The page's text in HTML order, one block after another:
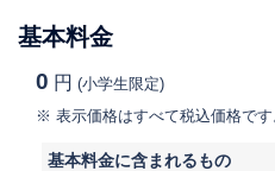
基本料金
0 円 (小学生限定)
表示価格はすべて税込価格です
基本料金に含まれるもの